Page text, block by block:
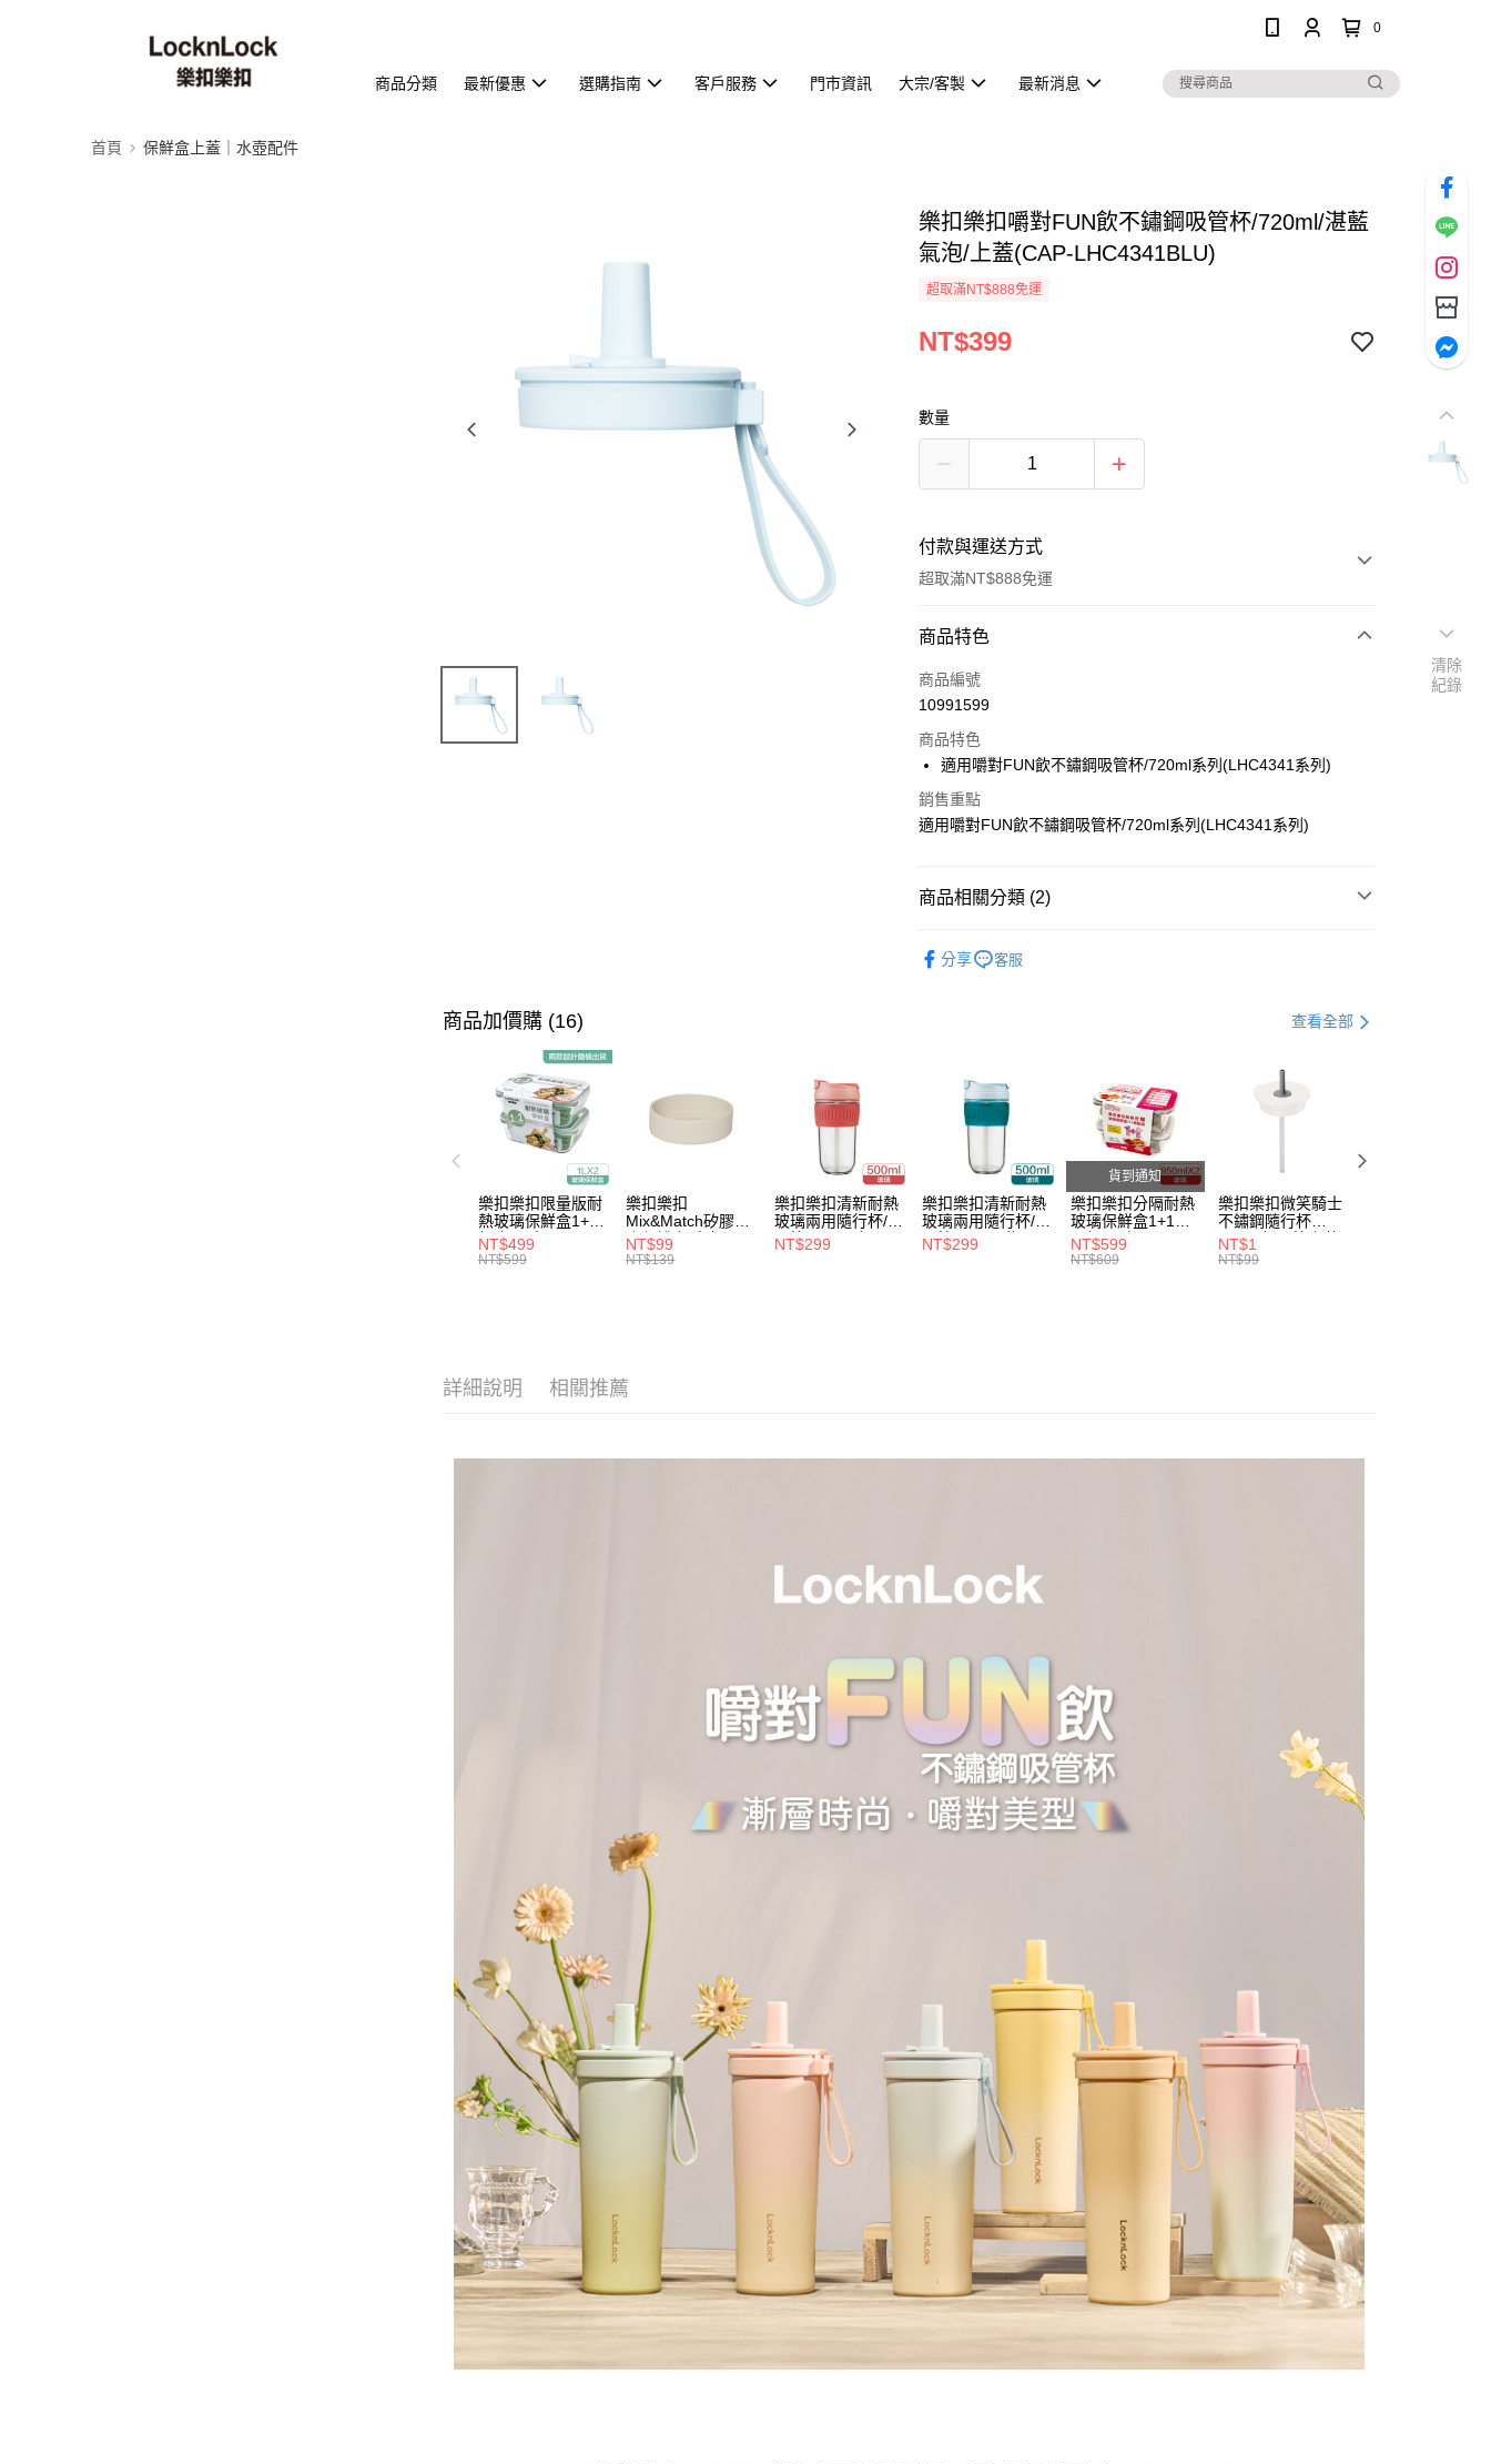
0
商品分類 最新優惠 選購指南 客戶服務 門市資訊 大宗/客製 最新消息
首頁 保鮮盒上蓋｜水壺配件
樂扣樂扣嚼對FUN飲不鏽鋼吸管杯/720ml/湛藍
氣泡/上蓋(CAP-LHC4341BLU)
超取滿NT$888免運
NT$399
數量
付款與運送方式
超取滿NT$888免運
付款方式
信用卡一次付款
Apple Pay
街口支付
相關說明
1.本服務由台灣大哥大提供，台灣大哥大用戶可立即使用無須另外申請。
2.付款方式選擇「大哥付你分期」，訂單成立後會自動跳轉到大哥付的交易
3.實際核准額度、可分期數及費用金額請依後續交易確認頁面所載為準。
消。如遇「轉專審核」未通過狀況，表示未達大哥付你分期系統評分，恕
無法說明評估內容。
【繳款方式說明】
1.分期款項不併入電信帳單，「大哥付你分期」於每月結算日後寄送繳費提
醒簡訊。
2.透過簡訊連結打開帳單後，可選擇「超商條碼／台灣大直營門市／銀行轉
帳／街口支付／iPASS MONEY」等通路繳費。
【注意事項】
1.本服務係由「台灣大哥大股份有限公司」（以下簡稱本公司）所提供，讓
用戶於交易時，得透過本服務購買商品或服務，並由商店將買賣／分期付
每筆NT$80，滿NT$888(含以上)免運費
付款後7-11取貨
每筆NT$80，滿NT$888(含以上)免運費
宅配
每筆NT$120，滿NT$1,000(含以上)免運費
商品特色
商品編號
10991599
商品特色
適用嚼對FUN飲不鏽鋼吸管杯/720ml系列(LHC4341系列)
銷售重點
適用嚼對FUN飲不鏽鋼吸管杯/720ml系列(LHC4341系列)
商品相關分類 (2)
分享 客服
商品加價購 (16) 查看全部
樂扣樂扣限量版耐
熱玻璃保鮮盒1+1
組合/長方
形/1L(LLG445KKS
NT$499
NT$599
樂扣樂扣
Mix&Match矽膠杯
底保護套/米灰
(BOTTOM-
NT$99
NT$139
樂扣樂扣清新耐熱
玻璃兩用隨行杯/附
吸管/500ml/粉
(LLG699DPIK)
NT$299
樂扣樂扣清新耐熱
玻璃兩用隨行杯/附
吸管/500ml/綠
(LLG699DGRN)
NT$299
貨到通知
樂扣樂扣分隔耐熱
玻璃保鮮盒1+1絕
配組/長方
形/950ml(LLG445
NT$599
NT$609
樂扣樂扣微笑騎士
不鏽鋼隨行杯
540ml細吸管上蓋
(不含提把及濾網)/
NT$1
NT$99
詳細說明 相關推薦
清除
紀錄